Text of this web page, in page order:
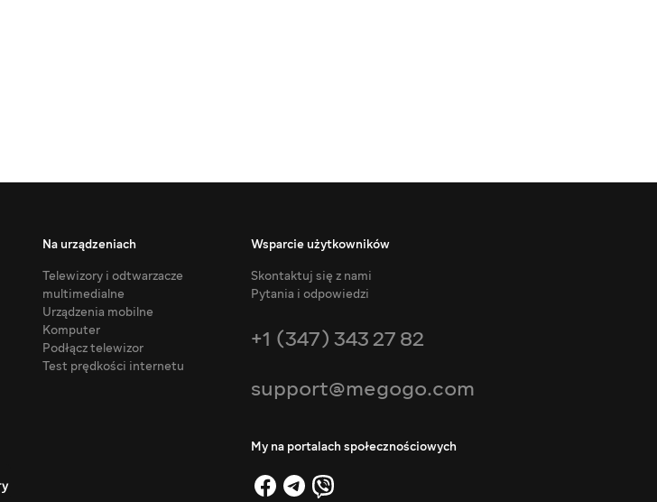
Na urządzeniach
Telewizory i odtwarzacze
multimedialne
Urządzenia mobilne
Komputer
Podłącz telewizor
Test prędkości internetu
Wsparcie użytkowników
Skontaktuj się z nami
Pytania i odpowiedzi
+1 (347) 343 27 82
support@megogo.com
My na portalach społecznościowych